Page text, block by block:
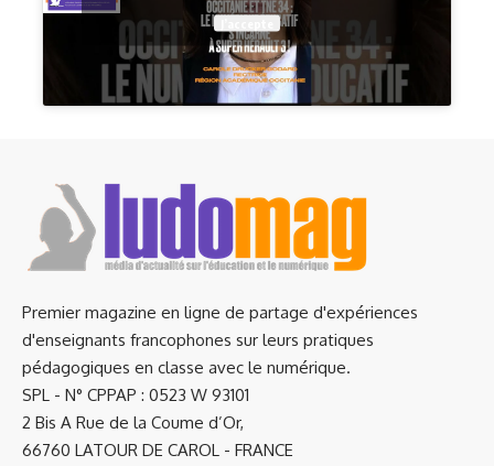
Premier magazine en ligne de partage d'expériences
d'enseignants francophones sur leurs pratiques
pédagogiques en classe avec le numérique.
SPL - N° CPPAP : 0523 W 93101
2 Bis A Rue de la Coume d’Or,
66760 LATOUR DE CAROL - FRANCE